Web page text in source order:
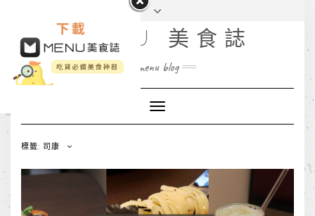
MENU 美食誌
menu blog
Toggle
Navigation
標籤: 司康